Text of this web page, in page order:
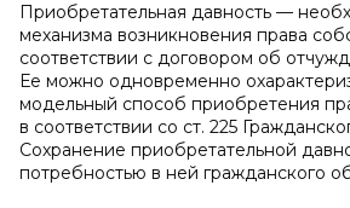
Приобретательная давность —
механизма возникновения права
соответствии с договором об
Ее можно одновременно
модельный способ приобретения
в соответствии со ст. 225
Сохранение приобретательной
потребностью в ней гражданского